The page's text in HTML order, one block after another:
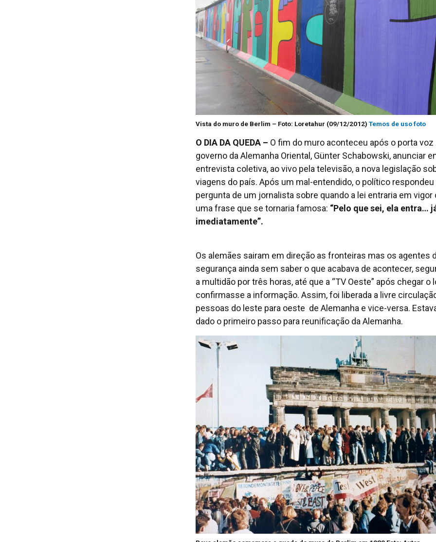
Vista do muro de Berlim – Foto: Loretahur (09/12/2012) Temos de uso foto
O DIA DA QUEDA – O fim do muro aconteceu após o porta voz
governo da Alemanha Oriental, Günter Schabowski, anunciar
entrevista coletiva, ao vivo pela televisão, a nova legislação
viagens do país. Após um mal-entendido, o político respondeu
pergunta de um jornalista sobre quando a lei entraria em vigor
uma frase que se tornaria famosa: “Pelo que sei, ela entra…
imediatamente”.
Os alemães sairam em direção as fronteiras mas os agentes
segurança ainda sem saber o que acabava de acontecer,
a multidão por três horas, até que a “TV Oeste” após chegar o
confirmasse a informação. Assim, foi liberada a livre
pessoas do leste para oeste de Alemanha e vice-versa.
dado o primeiro passo para reunificação da Alemanha.